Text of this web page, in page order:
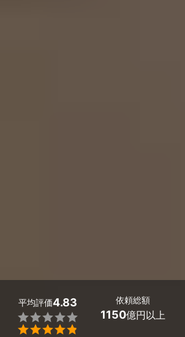
平均評価4.83


依頼総額
1150億円以上